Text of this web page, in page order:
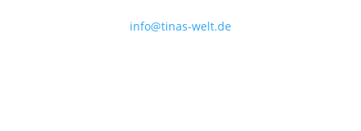
info@tinas-welt.de